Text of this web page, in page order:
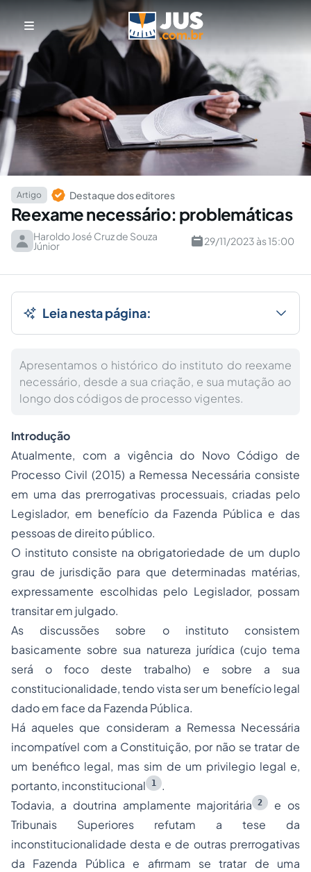
Artigo Destaque dos editores
Reexame necessário: problemáticas
Haroldo José Cruz de Souza
Júnior 29/11/2023 às 15:00
Leia nesta página:
Apresentamos o histórico do instituto do reexame
necessário, desde a sua criação, e sua mutação ao
longo dos códigos de processo vigentes.
Introdução
Atualmente, com a vigência do Novo Código de
Processo Civil (2015) a Remessa Necessária consiste
em uma das prerrogativas processuais, criadas pelo
Legislador, em benefício da Fazenda Pública e das
pessoas de direito público.
O instituto consiste na obrigatoriedade de um duplo
grau de jurisdição para que determinadas matérias,
expressamente escolhidas pelo Legislador, possam
transitar em julgado.
As discussões sobre o instituto consistem
basicamente sobre sua natureza jurídica (cujo tema
será o foco deste trabalho) e sobre a sua
constitucionalidade, tendo vista ser um benefício legal
dado em face da Fazenda Pública.
Há aqueles que consideram a Remessa Necessária
incompatível com a Constituição, por não se tratar de
um benéfico legal, mas sim de um privilegio legal e,
portanto, inconstitucional
1
.
Todavia, a doutrina amplamente majoritária 2
e os
Tribunais Superiores refutam a tese da
inconstitucionalidade desta e de outras prerrogativas
da Fazenda Pública e afirmam se tratar de uma